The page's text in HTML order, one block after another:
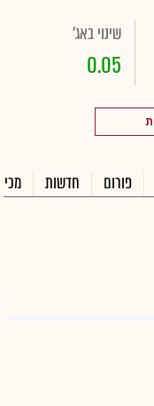
שינוי באג'
0.05
פורום חדשות